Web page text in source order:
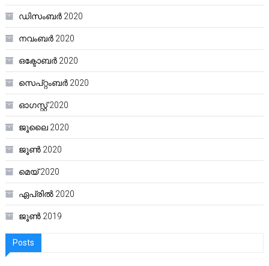
ഡിസംബർ 2020
നവംബർ 2020
ഒക്ടോബർ 2020
സെപ്റ്റംബർ 2020
ഓഗസ്റ്റ്‌ 2020
ജൂലൈ 2020
ജൂൺ 2020
മെയ്‌ 2020
ഏപ്രിൽ 2020
ജൂൺ 2019
Posts